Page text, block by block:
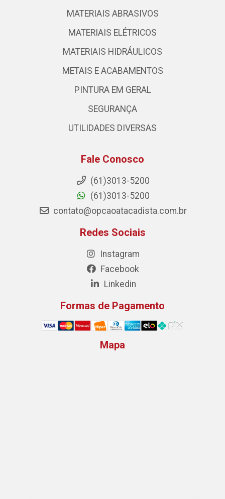
MATERIAIS ABRASIVOS
MATERIAIS ELÉTRICOS
MATERIAIS HIDRÁULICOS
METAIS E ACABAMENTOS
PINTURA EM GERAL
SEGURANÇA
UTILIDADES DIVERSAS
Fale Conosco
(61)3013-5200
(61)3013-5200
contato@opcaoatacadista.com.br
Redes Sociais
Instagram
Facebook
Linkedin
Formas de Pagamento
Mapa